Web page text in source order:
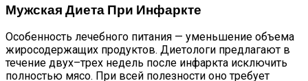
Мужская Диета При Инфаркте
Особенность лечебного питания — уменьшение объема
жиросодержащих продуктов. Диетологи предлагают в
течение двух–трех недель после инфаркта исключить
полностью мясо. При всей полезности оно требует